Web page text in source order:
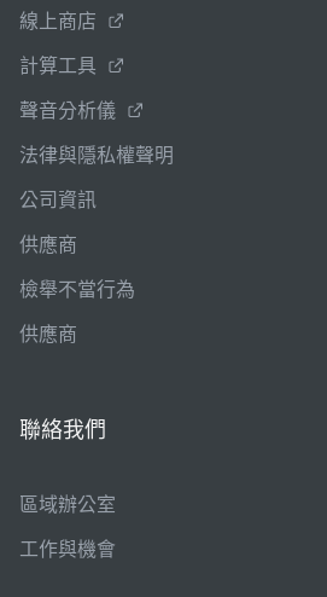
線上商店
計算工具
聲音分析儀
法律與隱私權聲明
公司資訊
供應商
檢舉不當行為
供應商
聯絡我們
區域辦公室
工作與機會